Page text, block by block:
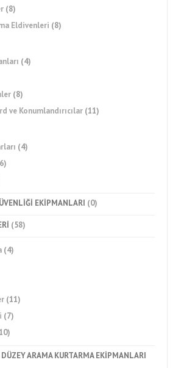
(8)
Eldivenleri (8)
(4)
(8)
ve Konumlandırıcılar (11)
(4)
EKİPMANLARI (0)
(58)
(4)
(11)
(7)
ARAMA KURTARMA EKİPMANLARI